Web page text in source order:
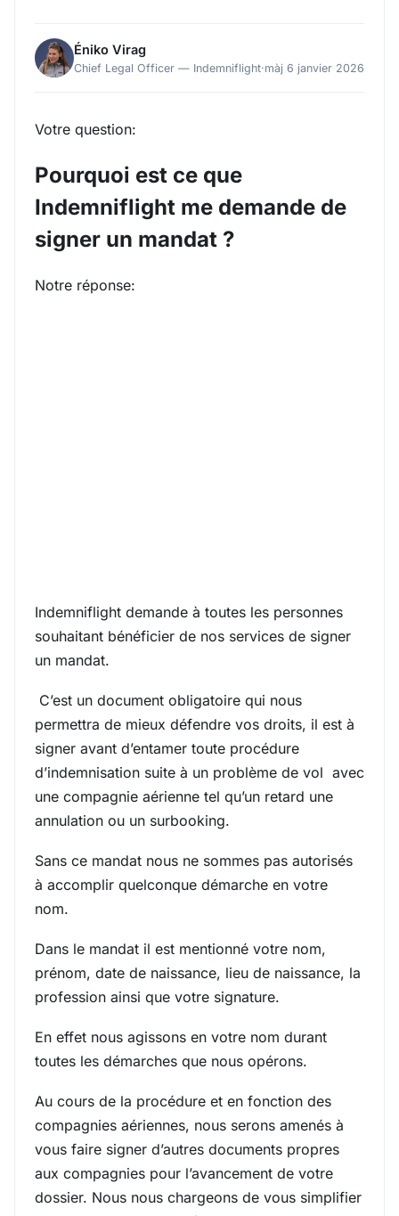
Éniko Virag
Chief Legal Officer — Indemniflight·màj 6 janvier 2026
Votre question:
Pourquoi est ce que
Indemniflight me demande de
signer un mandat ?
Notre réponse:
Indemniflight demande à toutes les personnes
souhaitant bénéficier de nos services de signer
un mandat.
C’est un document obligatoire qui nous
permettra de mieux défendre vos droits, il est à
signer avant d’entamer toute procédure
d’indemnisation suite à un problème de vol avec
une compagnie aérienne tel qu’un retard une
annulation ou un surbooking.
Sans ce mandat nous ne sommes pas autorisés
à accomplir quelconque démarche en votre
nom.
Dans le mandat il est mentionné votre nom,
prénom, date de naissance, lieu de naissance, la
profession ainsi que votre signature.
En effet nous agissons en votre nom durant
toutes les démarches que nous opérons.
Au cours de la procédure et en fonction des
compagnies aériennes, nous serons amenés à
vous faire signer d’autres documents propres
aux compagnies pour l’avancement de votre
dossier. Nous nous chargeons de vous simplifier